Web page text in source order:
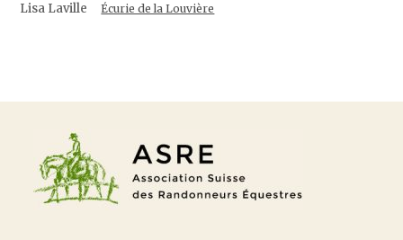
Lisa Laville Écurie de la Louvière